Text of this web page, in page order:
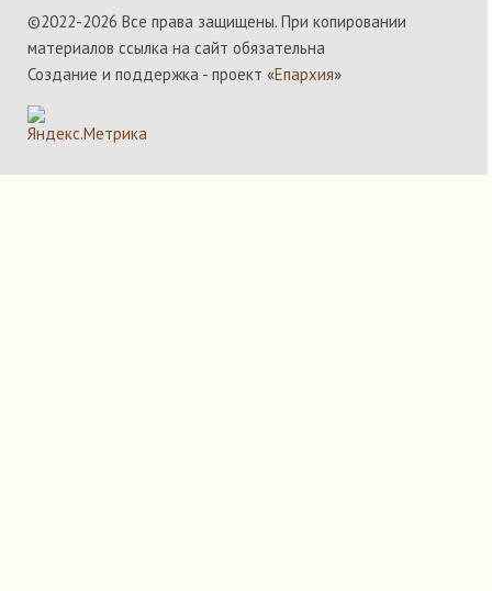
©2022-2026 Все права защищены. При копировании
материалов ссылка на сайт обязательна
Создание и поддержка - проект «Епархия»